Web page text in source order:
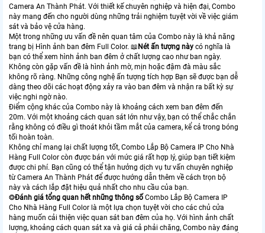
Camera An Thành Phát. Với thiết kế chuyên nghiệp và hiện đại, Combo
này mang đến cho người dùng những trải nghiệm tuyệt vời về việc giám
sát và bảo vệ cửa hàng.
Một trong những ưu vấn đề nên quan tâm của Combo này là khả năng
trang bị Hình ảnh ban đêm Full Color. 📖Nét ấn tượng này có nghĩa là
bạn có thể xem hình ảnh ban đêm ở chất lượng cao như ban ngày.
Không còn gặp vấn đề là hình ảnh mờ, mịn hoặc đậm đà màu sắc
không rõ ràng. Những công nghệ ấn tượng tích hợp Bạn sẽ được bạn dễ
dàng theo dõi các hoạt động xảy ra vào ban đêm và nhận ra bất kỳ sự
việc nghi ngờ nào.
Điểm cộng khác của Combo này là khoảng cách xem ban đêm đến
20m. Với một khoảng cách quan sát lớn như vậy, bạn có thể chắc chắn
rằng không có điều gì thoát khỏi tầm mắt của camera, kể cả trong bóng
tối hoàn toàn.
Không chỉ mang lại chất lượng tốt, Combo Lắp Bộ Camera IP Cho Nhà
Hàng Full Color còn được bán với mức giá rất hợp lý, giúp bạn tiết kiệm
được chi phí. Bạn cũng có thể tận hưởng dịch vụ tư vấn chuyên nghiệp
từ Camera An Thành Phát để được hướng dẫn thêm về cách trọn bộ
này và cách lắp đặt hiệu quả nhất cho nhu cầu của bạn.
❂Đánh giá tổng quan hết những thông số Combo Lắp Bộ Camera IP
Cho Nhà Hàng Full Color là một lựa chọn tuyệt vời cho các chủ cửa
hàng muốn cải thiện việc quan sát ban đêm của họ. Với hình ảnh chất
lượng, khoảng cách quan sát xa và giá cả phải chăng, Combo này đáng